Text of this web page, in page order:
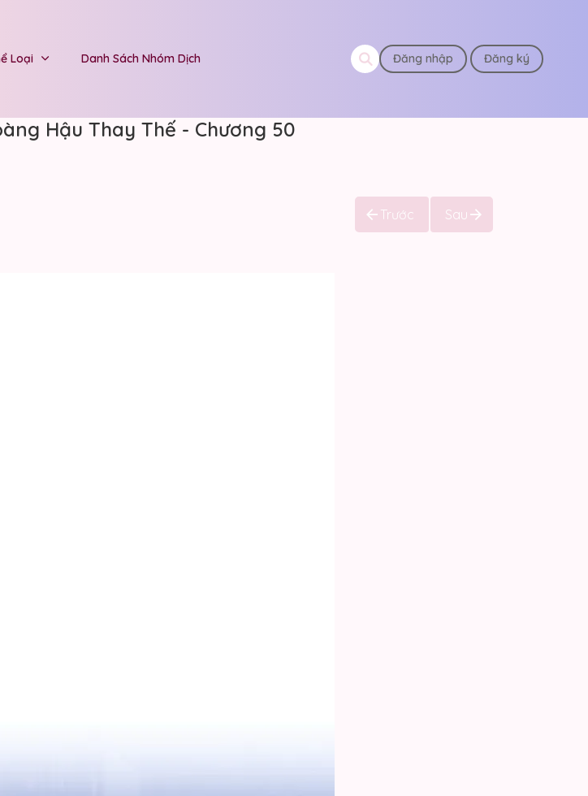
Loại Danh Sách Nhóm Dịch Đăng nhập Đăng ký
Hậu Thay Thế - Chương 50
Trước Sau